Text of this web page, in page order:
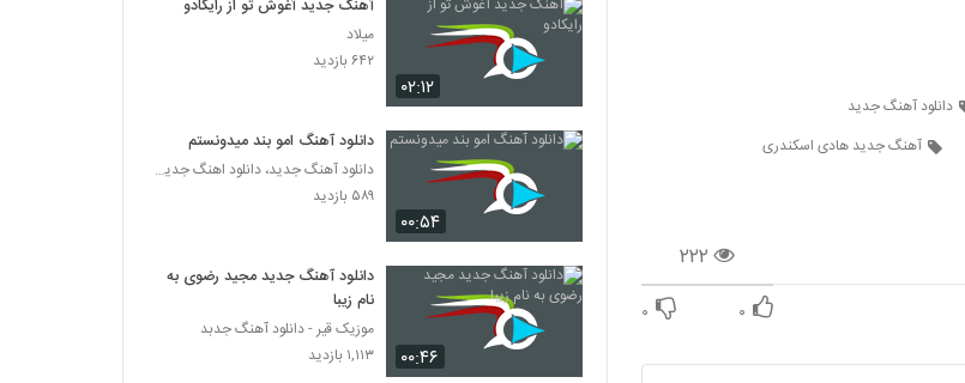
موزیک زیبای دلمو به تو بستم از سعید امرایی
۲۵۷ بازدید
دانلود آهنگ ناصر مهریاری دوراهی
۲۵۲ بازدید
دانلود آهنگ محمدرضا رسولی عشق اول
(Mohammadreza Rasuli Eshghe Aval)
Dan Sebastiansen Del Parishanam
۲۲۴ بازدید
دانلود آهنگ جدید
آهنگ جدید هادی اسکندری
۲۲۲
۰ ۰
۰۲:۱۲
آهنگ جدید آغوش تو از رایکادو
میلاد
۶۴۲ بازدید
۰۰:۵۴
دانلود آهنگ امو بند میدونستم
دانلود آهنگ جدید، دانلود اهنگ جدید ایرانی
۵۸۹ بازدید
۰۰:۴۶
دانلود آهنگ جدید مجید رضوی به
نام زیبا
موزیک قیر - دانلود آهنگ جدبد
۱,۱۱۳ بازدید